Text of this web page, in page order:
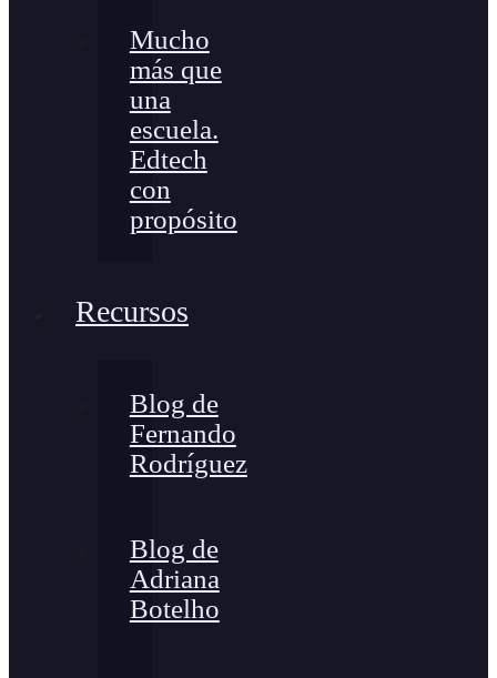
Mucho
más que
una
escuela.
Edtech
con
propósito
Recursos
Blog de
Fernando
Rodríguez
Blog de
Adriana
Botelho